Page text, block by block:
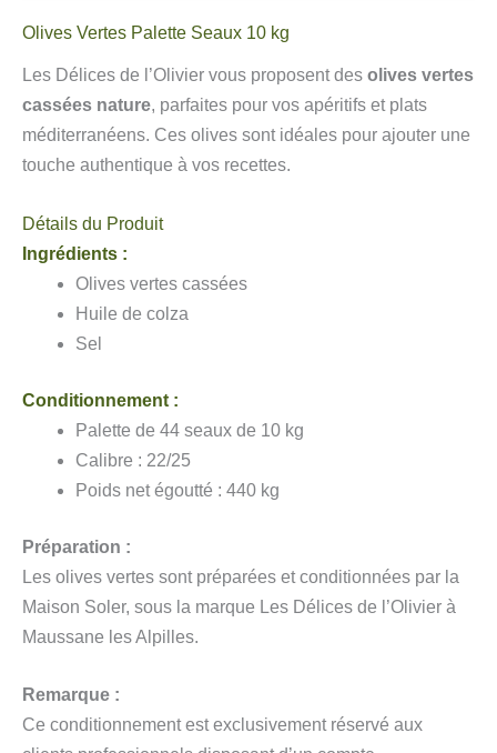
Olives Vertes Palette Seaux 10 kg
Les Délices de l’Olivier vous proposent des olives vertes
cassées nature, parfaites pour vos apéritifs et plats
méditerranéens. Ces olives sont idéales pour ajouter une
touche authentique à vos recettes.
Détails du Produit
Ingrédients :
Olives vertes cassées
Huile de colza
Sel
Conditionnement :
Palette de 44 seaux de 10 kg
Calibre : 22/25
Poids net égoutté : 440 kg
Préparation :
Les olives vertes sont préparées et conditionnées par la
Maison Soler, sous la marque Les Délices de l’Olivier à
Maussane les Alpilles.
Remarque :
Ce conditionnement est exclusivement réservé aux